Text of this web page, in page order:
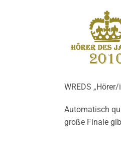
WREDS
Automatisch
große Finale